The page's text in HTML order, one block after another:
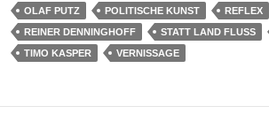
OLAF PUTZ
POLITISCHE KUNST REFLEX
REINER DENNINGHOFF
STATT LAND FLUSS
TIMO KASPER
VERNISSAGE